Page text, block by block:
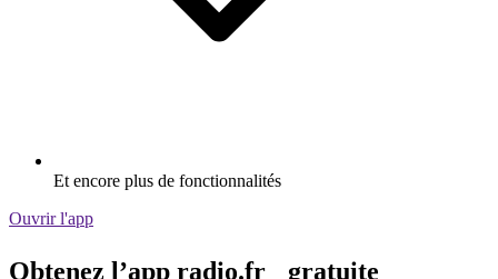
Et encore plus de fonctionnalités
Ouvrir l'app
Obtenez l’app radio.fr gratuite